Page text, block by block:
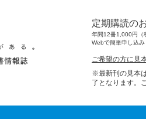
定期購読の
年間12冊1,000円（
Webで簡単申し込み
ご希望の方に見
※最新刊の見本
了となります。